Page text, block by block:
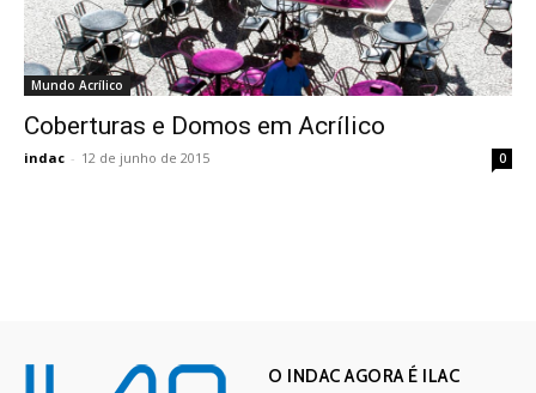
Mundo Acrílico
Coberturas e Domos em Acrílico
indac - 12 de junho de 2015 0
O INDAC AGORA É ILAC